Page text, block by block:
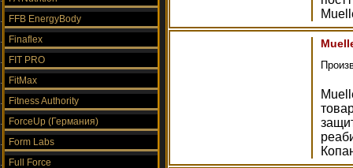
FFB EnergyBody
Finaflex
FIT PRO
FitMax
Fitness Authority
ForceUp (Германия)
Form Labs
Full Force